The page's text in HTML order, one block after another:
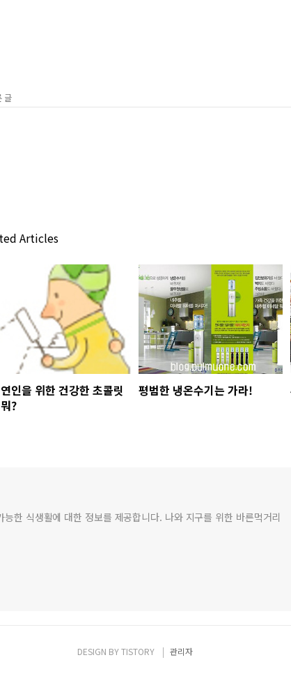
글
Articles
인을 위한 건강한 초콜릿
?
평범한 냉온수기는 가라!
한 식생활에 대한 정보를 제공합니다. 나와 지구를 위한 바른먹거리
DESIGN BYTISTORY 관리자